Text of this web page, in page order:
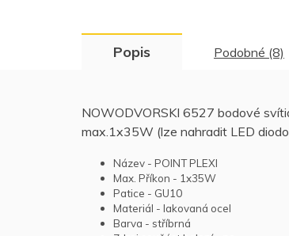
Popis Podobné (8)
NOWODVORSKI 6527 bodové
max.1x35W (lze nahradit LED
Název - POINT PLEXI
Max. Příkon - 1x35W
Patice - GU10
Materiál - lakovaná ocel
Barva - stříbrná